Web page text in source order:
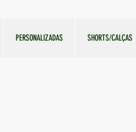
PERSONALIZADAS SHORTS/CALÇAS